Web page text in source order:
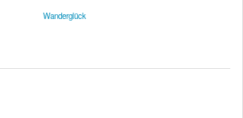
Wanderglück